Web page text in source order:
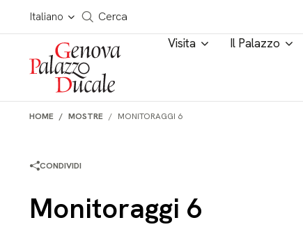
Salta al contenuto
Italiano
Cerca in tutto il sito
Cerca
Visita Il Palazzo
HOME MOSTRE MONITORAGGI 6
CONDIVIDI
Monitoraggi 6